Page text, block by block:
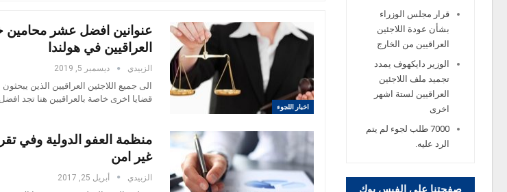
اخبار اللجوء
عنوانين افضل عشر محامين
العراقيين في هولندا
الزبيدي ديسمبر 5, 2019
الى جميع اللاجئين العراقيين الذين
قضايا اخرى خاصة بالعراقيين هنا تجد
منظمة العفو الدولية وفي
غير امن
الزبيدي أبريل 25, 2017
قرار مجلس الوزراء
بشأن عودة اللاجئين
العراقيين من الخارج
الوزير دايكهوف يمدد
تجميد ملف اللاجئين
العراقيين لستة اشهر
اخرى
7000 طلب لجوء لم يتم
الرد عليه.
صفحتنا على الفيس بوك